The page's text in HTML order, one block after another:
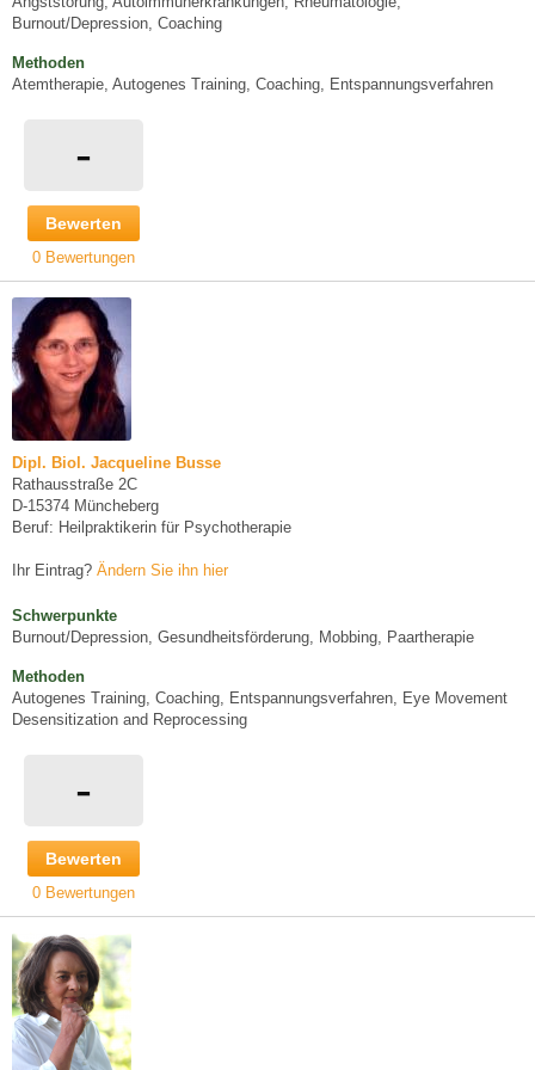
Burnout/Depression, Coaching
Methoden
Atemtherapie, Autogenes Training, Coaching, Entspannungsverfahren
-
Bewerten
0 Bewertungen
Dipl. Biol. Jacqueline Busse
Rathausstraße 2C
D-15374 Müncheberg
Beruf: Heilpraktikerin für Psychotherapie
Ihr Eintrag? Ändern Sie ihn hier
Schwerpunkte
Burnout/Depression, Gesundheitsförderung, Mobbing, Paartherapie
Methoden
Autogenes Training, Coaching, Entspannungsverfahren, Eye Movement
Desensitization and Reprocessing
-
Bewerten
0 Bewertungen